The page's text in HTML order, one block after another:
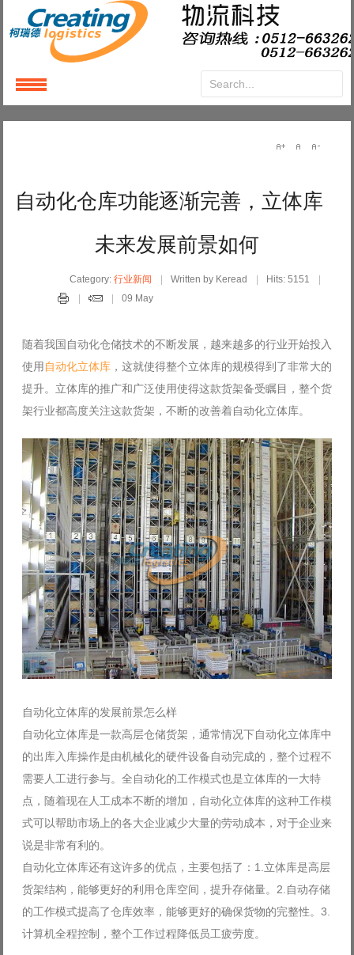
自动化仓库功能逐渐完善，立体库
未来发展前景如何
Category:行业新闻 Written by Keread
Hits: 5151
09 May
随着我国自动化仓储技术的不断发展，越来越多的行业开始投入
使用 自动化立体库 ，这就使得整个立体库的规模得到了非常大的
提升。立体库的推广和广泛使用使得这款货架备受瞩目，整个货
架行业都高度关注这款货架，不断的改善着自动化立体库。
自动化立体库的发展前景怎么样
自动化立体库是一款高层仓储货架，通常情况下自动化立体库中
的出库入库操作是由机械化的硬件设备自动完成的，整个过程不
需要人工进行参与。全自动化的工作模式也是立体库的一大特
点，随着现在人工成本不断的增加，自动化立体库的这种工作模
式可以帮助市场上的各大企业减少大量的劳动成本，对于企业来
说是非常有利的。
自动化立体库还有这许多的优点，主要包括了：1.立体库是高层
货架结构，能够更好的利用仓库空间，提升存储量。2.自动存储
的工作模式提高了仓库效率，能够更好的确保货物的完整性。3.
计算机全程控制，整个工作过程降低员工疲劳度。
LoginorRegister
Remember Me
Log in with Facebook
Forgot your password?
Forgot your username?